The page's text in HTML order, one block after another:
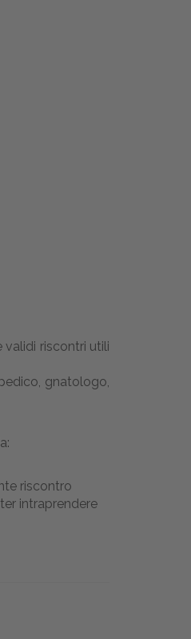
riscontri utili
gnatologo,
riscontro
intraprendere